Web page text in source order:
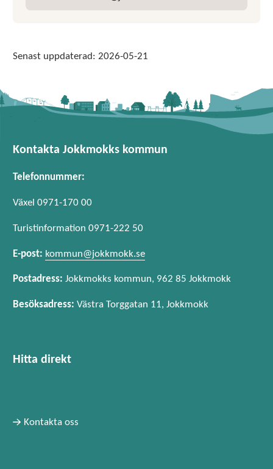
Senast uppdaterad: 2026-05-21
Kontakta Jokkmokks kommun
Telefonnummer:
Växel 0971-170 00
Turistinformation 0971-222 50
E-post: kommun@jokkmokk.se
Postadress: Jokkmokks kommun, 962 85 Jokkmokk
Besöksadress: Västra Torggatan 11, Jokkmokk
Hitta direkt
Kontakta oss